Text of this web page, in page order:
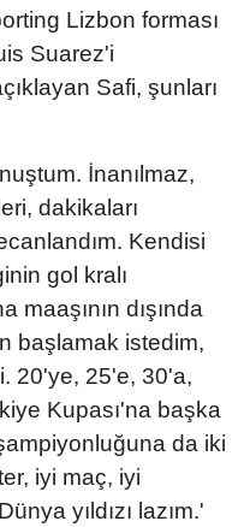
Lizbon forması
Suarez'i
Safi, şunları
İnanılmaz,
dakikaları
Kendisi
gol kralı
maaşının dışında
başlamak istedim,
20'ye, 25'e, 30'a,
Kupası'na başka
da iki
iyi maç, iyi
yıldızı lazım.'